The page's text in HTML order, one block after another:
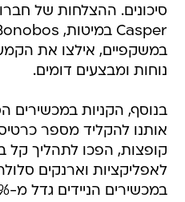
סיכונים. ההצלחות של
במשקפיים, אילצו את
נוחות ומבצעים דומים.
בנוסף, הקניות במכשירים
אותנו להקליד מספר
קופצות, הפכו לתהליך קל